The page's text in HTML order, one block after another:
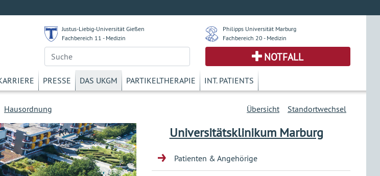
Justus-Liebig-Universität Gießen
Fachbereich 11 - Medizin
Philipps Universität Marburg
Fachbereich 20 - Medizin
NOTFALL
PRESSE DAS UKGM PARTIKELTHERAPIE INT. PATIENTS
Hausordnung Standortwechsel
Übersicht
Universitätsklinikum Marburg
Patienten & Angehörige